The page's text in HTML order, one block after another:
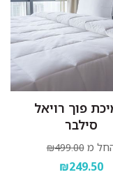
פוך רויאל
סילבר
מ ₪499.00
₪249.50